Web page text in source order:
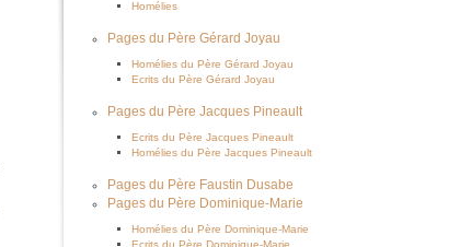
Homélies
Pages du Père Gérard Joyau
Homélies du Père Gérard Joyau
Ecrits du Père Gérard Joyau
Pages du Père Jacques Pineault
Ecrits du Père Jacques Pineault
Homélies du Père Jacques Pineault
Pages du Père Faustin Dusabe
Pages du Père Dominique-Marie
Homélies du Père Dominique-Marie
Ecrits du Père Dominique-Marie